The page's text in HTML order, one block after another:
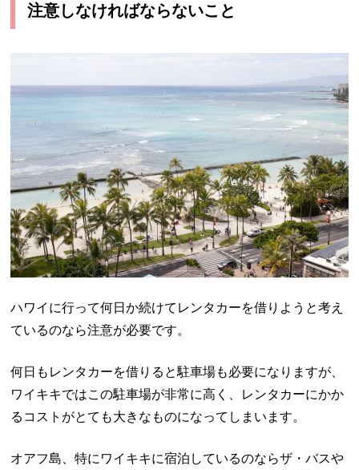
注意しなければならないこと
ハワイに行って何日か続けてレンタカーを借りようと考え
ているのなら注意が必要です。
何日もレンタカーを借りると駐車場も必要になりますが、
ワイキキではこの駐車場が非常に高く、レンタカーにかか
るコストがとても大きなものになってしまいます。
オアフ島、特にワイキキに宿泊しているのならザ・バスや